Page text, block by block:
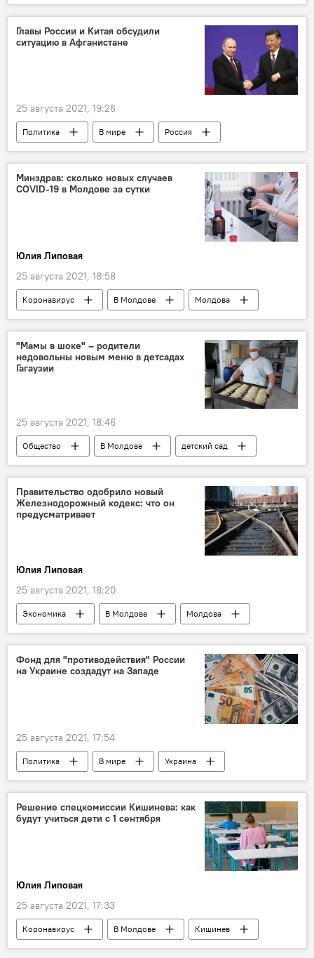
вакцинация Алла Немеренко
Главы России и Китая обсудили
ситуацию в Афганистане
25 августа 2021, 19:26
Политика В мире
Россия
Китай
Афганистан
Минздрав: сколько новых случаев
COVID-19 в Молдове за сутки
Юлия Липовая
25 августа 2021, 18:58
Коронавирус В Молдове
Молдова
Минздрав
статистика
"Мамы в шоке" – родители
недовольны новым меню в детсадах
Гагаузии
25 августа 2021, 18:46
Общество В Молдове
детский сад
Комрат
питание
Правительство одобрило новый
Железнодорожный кодекс: что он
предусматривает
Юлия Липовая
25 августа 2021, 18:20
Экономика В Молдове
Молдова
Железная дорога Молдовы
Фонд для "противодействия" России
на Украине создадут на Западе
25 августа 2021, 17:54
Политика В мире
Украина
Запад
Решение спецкомиссии Кишинева: как
будут учиться дети с 1 сентября
Юлия Липовая
25 августа 2021, 17:33
Коронавирус В Молдове
Кишинев
Молдова